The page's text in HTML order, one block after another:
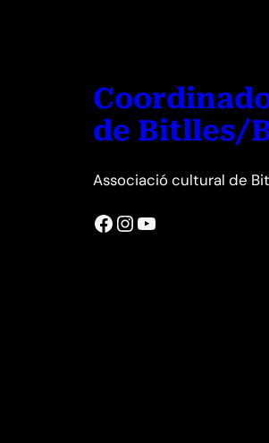
de Bitlles/
Associació cultural de
Facebook InstagramYouTube